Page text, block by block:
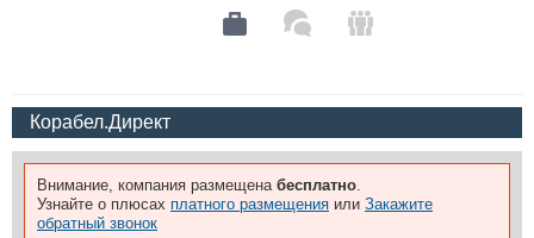
Словарь
Флот
Все службы
Корабел.Директ
Внимание, компания размещена бесплатно.
Узнайте о плюсах платного размещения или Закажите
обратный звонок